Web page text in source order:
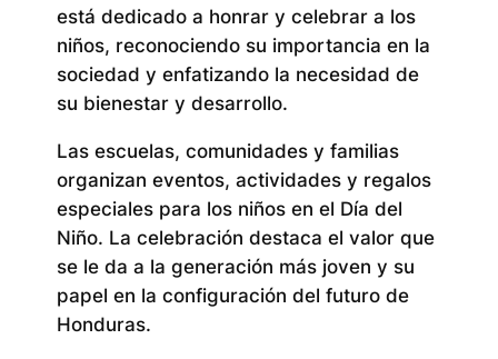
está dedicado a honrar y celebrar a los
niños, reconociendo su importancia en la
sociedad y enfatizando la necesidad de
su bienestar y desarrollo.
Las escuelas, comunidades y familias
organizan eventos, actividades y regalos
especiales para los niños en el Día del
Niño. La celebración destaca el valor que
se le da a la generación más joven y su
papel en la configuración del futuro de
Honduras.